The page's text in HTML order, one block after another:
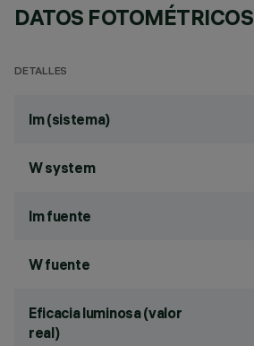
DATOS FOTOMÉTRICOS
DETALLES
lm (sistema)
W system
lm fuente
W fuente
Eficacia luminosa (valor
real)